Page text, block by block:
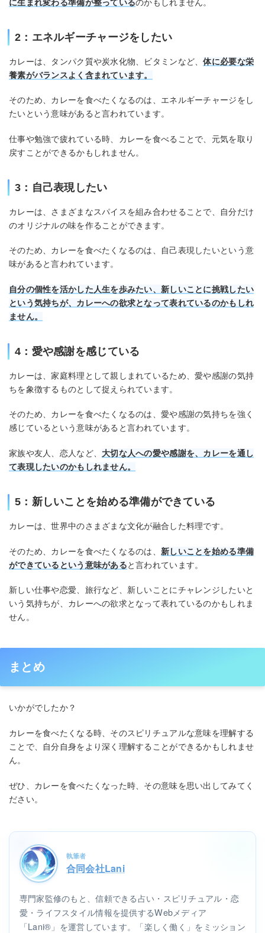
に生まれ変わる準備が整っているのかもしれません。
2：エネルギーチャージをしたい
カレーは、タンパク質や炭水化物、ビタミンなど、体に必要な栄
養素がバランスよく含まれています。
そのため、カレーを食べたくなるのは、エネルギーチャージをし
たいという意味があると言われています。
仕事や勉強で疲れている時、カレーを食べることで、元気を取り
戻すことができるかもしれません。
3：自己表現したい
カレーは、さまざまなスパイスを組み合わせることで、自分だけ
のオリジナルの味を作ることができます。
そのため、カレーを食べたくなるのは、自己表現したいという意
味があると言われています。
自分の個性を活かした人生を歩みたい、新しいことに挑戦したい
という気持ちが、カレーへの欲求となって表れているのかもしれ
ません。
4：愛や感謝を感じている
カレーは、家庭料理として親しまれているため、愛や感謝の気持
ちを象徴するものとして捉えられています。
そのため、カレーを食べたくなるのは、愛や感謝の気持ちを強く
感じているという意味があると言われています。
家族や友人、恋人など、 大切な人への愛や感謝を、カレーを通し
て表現したいのかもしれません。
5：新しいことを始める準備ができている
カレーは、世界中のさまざまな文化が融合した料理です。
そのため、カレーを食べたくなるのは、 新しいことを始める準備
ができているという意味があると言われています。
新しい仕事や恋愛、旅行など、新しいことにチャレンジしたいと
いう気持ちが、カレーへの欲求となって表れているのかもしれま
せん。
まとめ
いかがでしたか？
カレーを食べたくなる時、そのスピリチュアルな意味を理解する
ことで、自分自身をより深く理解することができるかもしれませ
ん。
ぜひ、カレーを食べたくなった時、その意味を思い出してみてく
ださい。
執筆者
合同会社Lani
専門家監修のもと、信頼できる占い・スピリチュアル・恋
愛・ライフスタイル情報を提供するWebメディア
「Lani®」を運営しています。「楽しく働く」をミッション